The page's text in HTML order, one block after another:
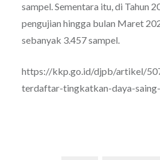
sampel. Sementara itu, di Tahun
pengujian hingga bulan Maret
sebanyak 3.457 sampel.
https://kkp.go.id/djpb/artikel/
terdaftar-tingkatkan-daya-